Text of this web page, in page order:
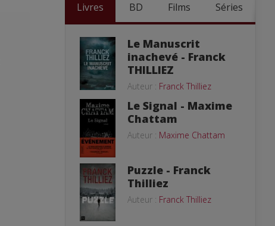
Livres BD Films Séries
Le Manuscrit
inachevé - Franck
THILLIEZ
Auteur : Franck Thilliez
Le Signal - Maxime
Chattam
Auteur : Maxime Chattam
Puzzle - Franck
Thilliez
Auteur : Franck Thilliez